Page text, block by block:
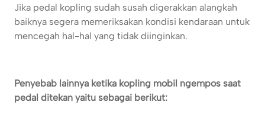
Jika pedal kopling sudah susah digerakkan alangkah
baiknya segera memeriksakan kondisi kendaraan untuk
mencegah hal-hal yang tidak diinginkan.
Penyebab lainnya ketika kopling mobil ngempos saat
pedal ditekan yaitu sebagai berikut: